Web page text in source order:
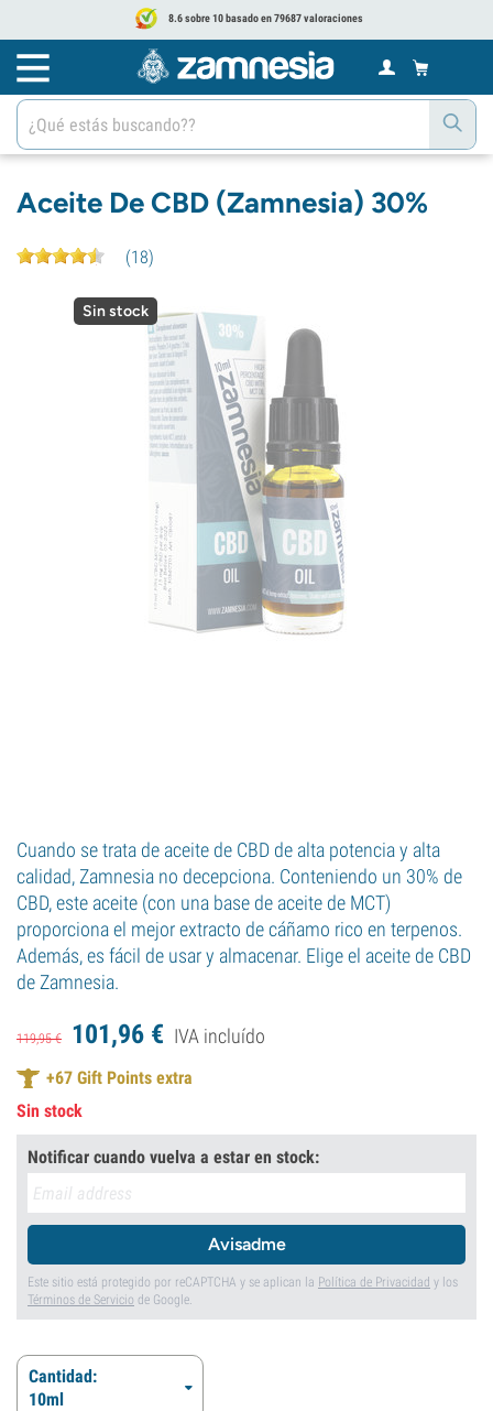
8.6 sobre 10 basado en 79687 valoraciones
Aceite De CBD (Zamnesia) 30%
(18)
Sin stock
Cuando se trata de aceite de CBD de alta potencia y alta
calidad, Zamnesia no decepciona. Conteniendo un 30% de
CBD, este aceite (con una base de aceite de MCT)
proporciona el mejor extracto de cáñamo rico en terpenos.
Además, es fácil de usar y almacenar. Elige el aceite de CBD
de Zamnesia.
119,95€ 101,96 € IVA incluído
+67 Gift Points extra
Sin stock
Notificar cuando vuelva a estar en stock:
Avisadme
Este sitio está protegido por reCAPTCHA y se aplican la Política de Privacidad y los
Términos de Servicio de Google.
Cantidad:
10ml